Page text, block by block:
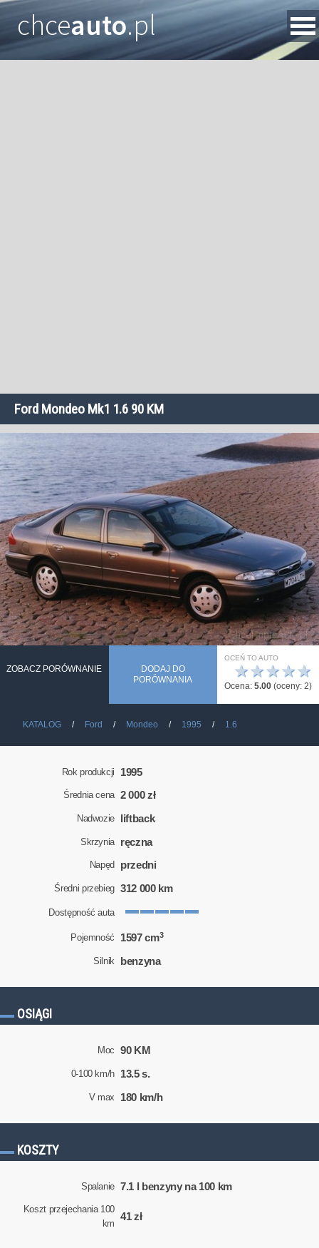
chceauto.pl
Ford Mondeo Mk1 1.6 90 KM
ZOBACZ PORÓWNANIE
DODAJ DO
PORÓWNANIA
OCEŃ TO AUTO
★
★
★
★
★
Ocena: 5.00 (oceny: 2)
KATALOG Ford Mondeo 1995 1.6
Rok produkcji 1995
Średnia cena 2 000 zł
Nadwozie liftback
Skrzynia ręczna
Napęd przedni
Średni przebieg 312 000 km
Dostępność auta
Pojemność 1597 cm3
Silnik benzyna
OSIĄGI
Moc 90 KM
0-100 km/h 13.5 s.
V max 180 km/h
KOSZTY
Spalanie 7.1 l benzyny na 100 km
Koszt przejechania 100
km
41 zł